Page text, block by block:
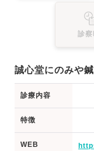
診察
誠心堂にのみや
診療内容
特徴
WEB